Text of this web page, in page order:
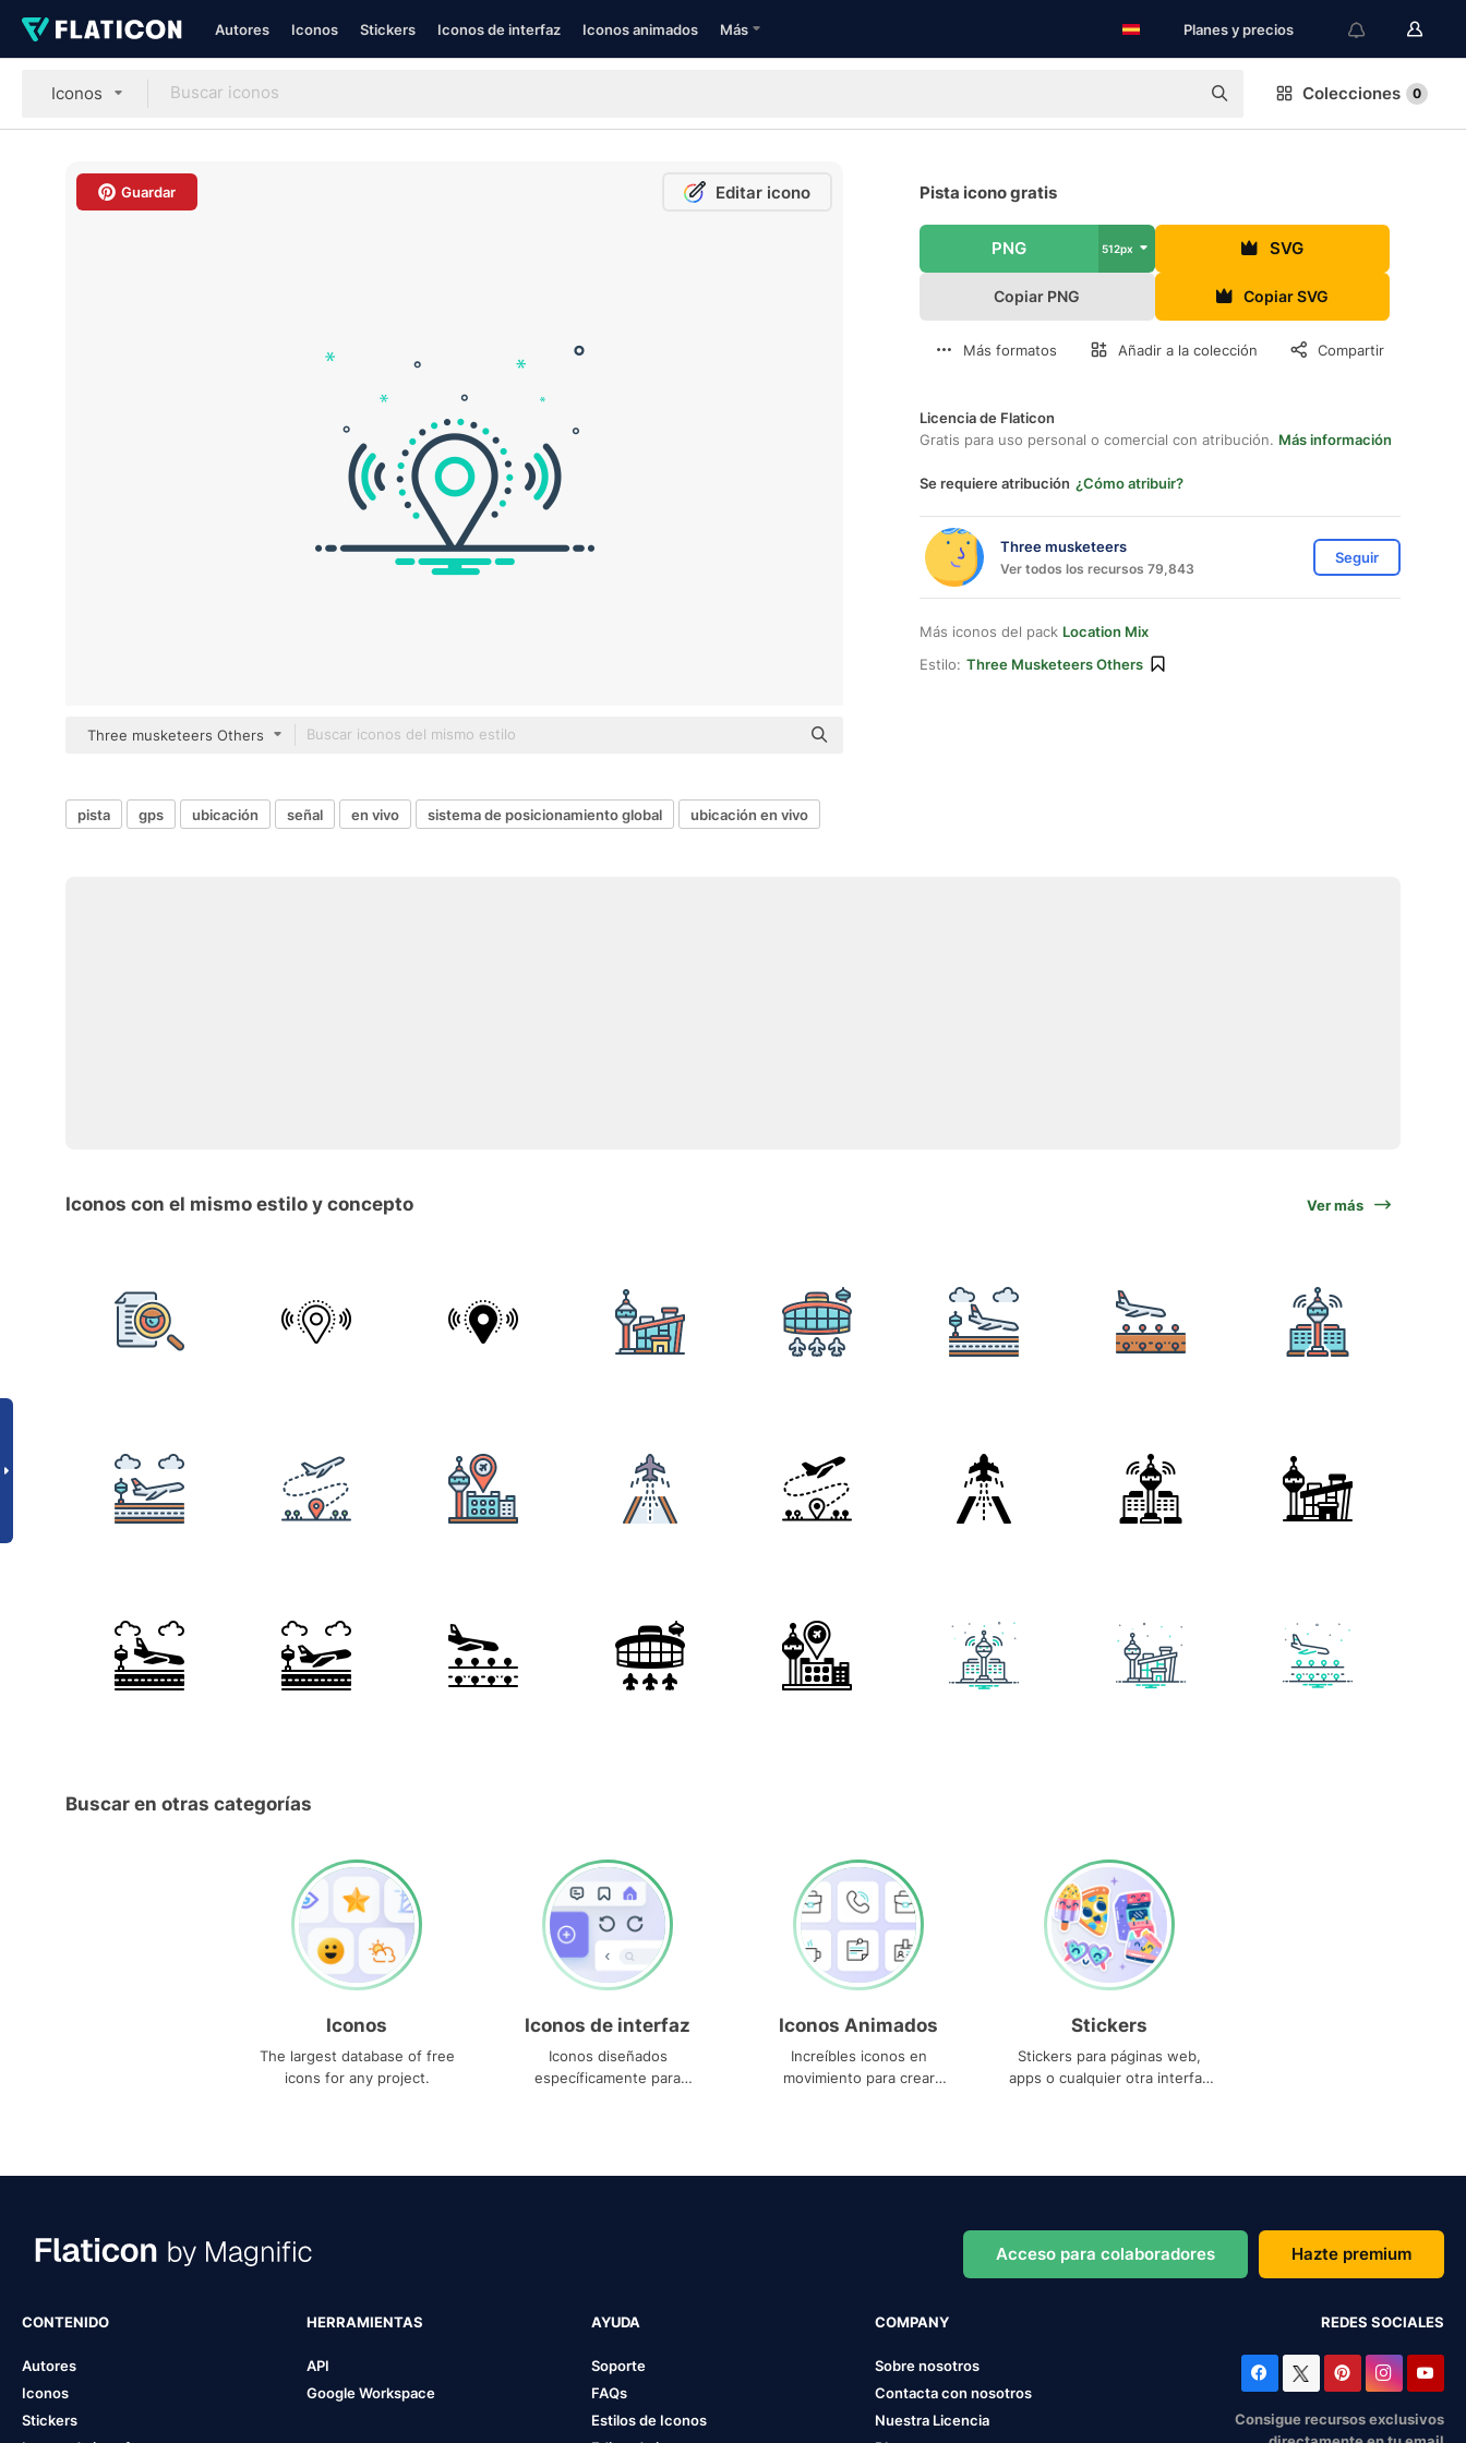
Autores Iconos Stickers Iconos de interfaz Iconos animados Más Planes y precios
Iconos Colecciones 0
Guardar Editar icono
Three musketeers Others
Pista icono gratis
PNG 512px SVG
Copiar PNG Copiar SVG
Más formatos Añadir a la colección Compartir
Licencia de Flaticon
Gratis para uso personal o comercial con atribución. Más información
Se requiere atribución ¿Cómo atribuir?
Three musketeers
Ver todos los recursos 79,843
Seguir
Más iconos del pack Location Mix
Estilo: Three Musketeers Others
pista gps ubicación señal en vivo sistema de posicionamiento global ubicación en vivo
Iconos con el mismo estilo y concepto Ver más
Buscar en otras categorías
Iconos
The largest database of free
icons for any project.
Iconos de interfaz
Iconos diseñados
específicamente para
Iconos Animados
Increíbles iconos en
movimiento para crear
Stickers
Stickers para páginas web,
apps o cualquier otra interfaz
Acceso para colaboradores Hazte premium
CONTENIDO
Autores
Iconos
Stickers
HERRAMIENTAS
API
Google Workspace
AYUDA
Soporte
FAQs
Estilos de Iconos
COMPANY
Sobre nosotros
Contacta con nosotros
Nuestra Licencia
REDES SOCIALES
Consigue recursos exclusivos